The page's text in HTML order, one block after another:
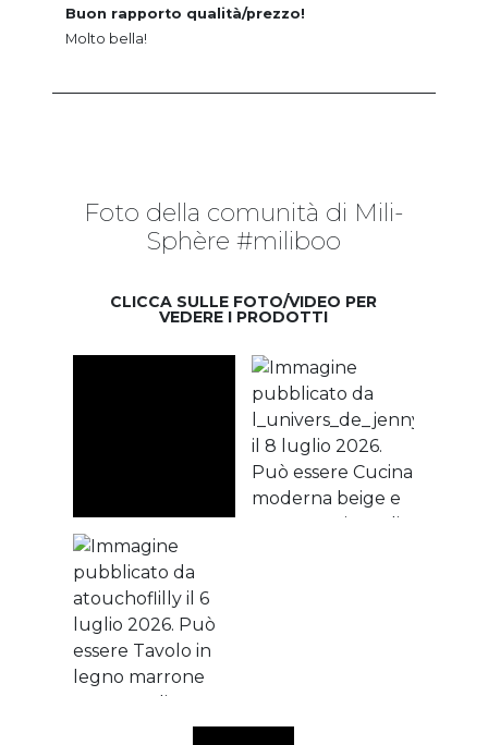
Buon rapporto qualità/prezzo!
Molto bella!
Foto della comunità di Mili-
Sphère #miliboo
CLICCA SULLE FOTO/VIDEO PER
VEDERE I PRODOTTI